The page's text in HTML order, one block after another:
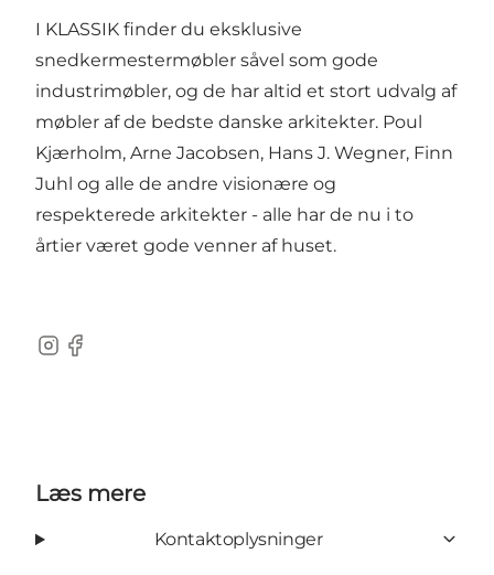
I KLASSIK finder du eksklusive
snedkermestermøbler såvel som gode
industrimøbler, og de har altid et stort udvalg af
møbler af de bedste danske arkitekter. Poul
Kjærholm, Arne Jacobsen, Hans J. Wegner, Finn
Juhl og alle de andre visionære og
respekterede arkitekter - alle har de nu i to
årtier været gode venner af huset.
Instagram
Facebook
Læs mere
Kontaktoplysninger